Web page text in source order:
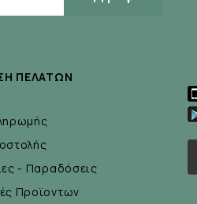
ΠΕΛΑΤΏΝ
- Παραδόσεις
Προϊοντων